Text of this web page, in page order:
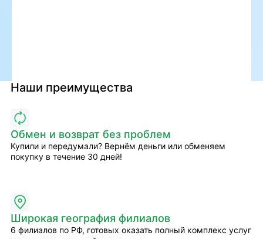
Наши преимущества
Обмен и возврат без проблем
Купили и передумали? Вернём деньги или обменяем
покупку в течение 30 дней!
Широкая география филиалов
6 филиалов по РФ, готовых оказать полный комплекс услуг